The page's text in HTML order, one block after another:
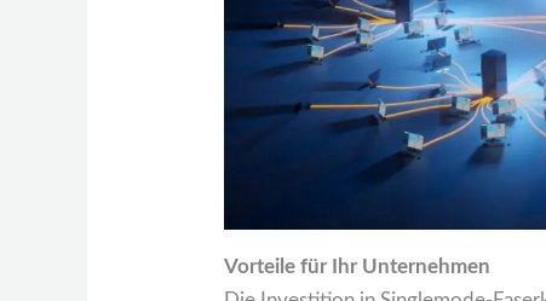
Vorteile für Ihr Unternehmen